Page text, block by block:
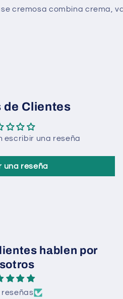
cremosa combina crema,
de Clientes
escribir una reseña
una reseña
hablen por
reseñas